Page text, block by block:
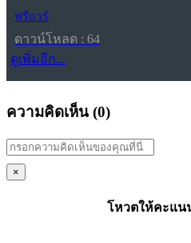
ฟรีแวร์
ดาวน์โหลด : 64
ดูเพิ่มอีก...
ความคิดเห็น (0)
×
โหวตให้คะแน